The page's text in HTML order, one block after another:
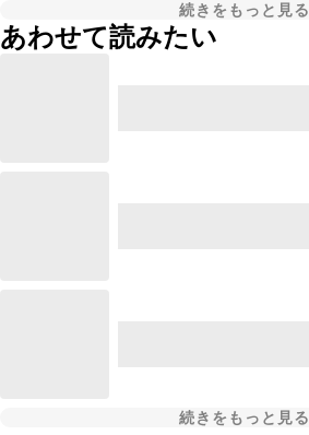
続きをもっと見る
あわせて読みたい
続きをもっと見る